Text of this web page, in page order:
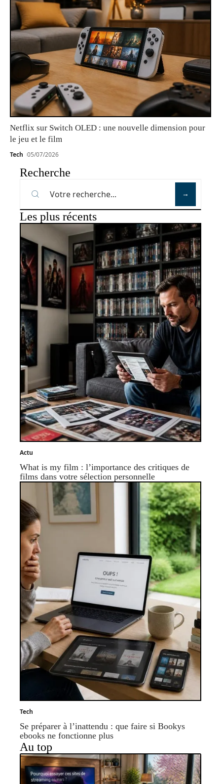
Netflix sur Switch OLED : une nouvelle dimension pour
le jeu et le film
Tech 05/07/2026
Recherche
Les plus récents
Actu
What is my film : l’importance des critiques de
films dans votre sélection personnelle
Tech
Se préparer à l’inattendu : que faire si Bookys
ebooks ne fonctionne plus
Au top